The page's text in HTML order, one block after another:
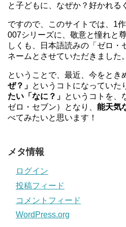
と子どもに、なぜか？好かれる
ですので、このサイトでは、1
007シリーズに、敬意と憧れと
しくも、日本語読みの「ゼロ・
ネームとさせていただきました。
ということで、最近、今をとき
ぜ？」 というコトになっていた
たい「なに？」 というコトを、
ゼロ・セブン）となり、 能天気
べてみたいと思います！
メタ情報
ログイン
投稿フィード
コメントフィード
WordPress.org